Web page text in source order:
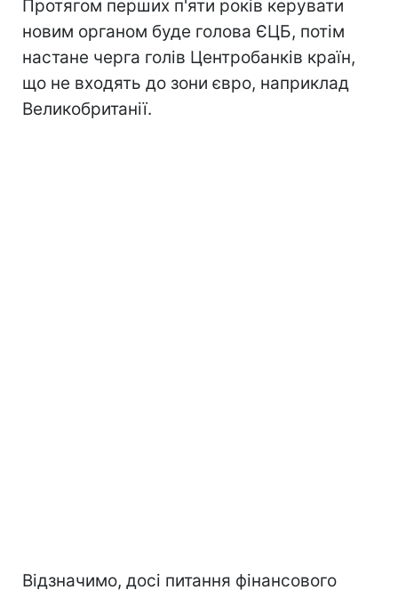
Протягом перших п'яти років керувати
новим органом буде голова ЄЦБ, потім
настане черга голів Центробанків країн,
що не входять до зони євро, наприклад
Великобританії.
Відзначимо, досі питання фінансового